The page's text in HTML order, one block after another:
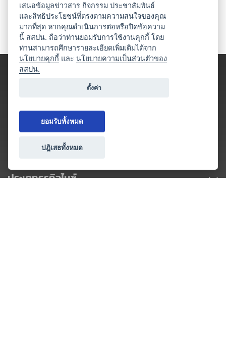
ประเภทธุรกิจไมซ์
เสนอข้อมูลข่าวสาร กิจกรรม ประชาสัมพันธ์
และสิทธิประโยชน์ที่ตรงตามความสนใจของคุณ
มากที่สุด หากคุณดำเนินการต่อหรือปิดข้อความ
นี้ สสปน. ถือว่าท่านยอมรับการใช้งานคุกกี้ โดย
ท่านสามารถศึกษารายละเอียดเพิ่มเติมได้จาก
นโยบายคุกกี้ และนโยบายความเป็นส่วนตัวของ
สสปน.
ตั้งค่า
ยอมรับทั้งหมด
ปฎิเสธทั้งหมด